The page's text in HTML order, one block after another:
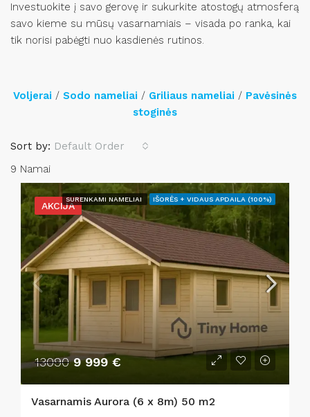
Investuokite į savo gerovę ir sukurkite atostogų atmosferą
savo kieme su mūsų vasarnamiais – visada po ranka, kai
tik norisi pabėgti nuo kasdienės rutinos.
Voljerai / Sodo nameliai / Griliaus nameliai / Pavėsinės
stoginės
9 Namai
Sort by: Default Order
AKCIJA
SURENKAMI NAMELIAI IŠORĖS + VIDAUS APDAILA (100%)
130909 999 €
Vasarnamis Aurora (6 x 8m) 50 m2